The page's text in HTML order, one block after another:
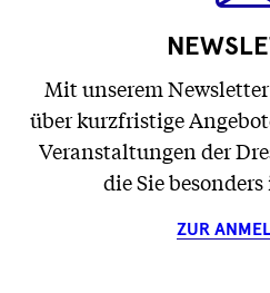
Mit unserem
über kurzfristige
Veranstaltungen der
die Sie
ZUR